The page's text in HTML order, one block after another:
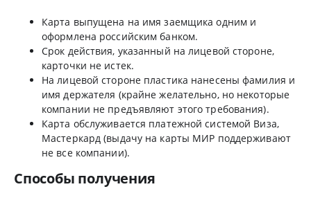
Карта выпущена на имя заемщика одним и
оформлена российским банком.
Срок действия, указанный на лицевой стороне,
карточки не истек.
На лицевой стороне пластика нанесены фамилия и
имя держателя (крайне желательно, но некоторые
компании не предъявляют этого требования).
Карта обслуживается платежной системой Виза,
Мастеркард (выдачу на карты МИР поддерживают
не все компании).
Способы получения